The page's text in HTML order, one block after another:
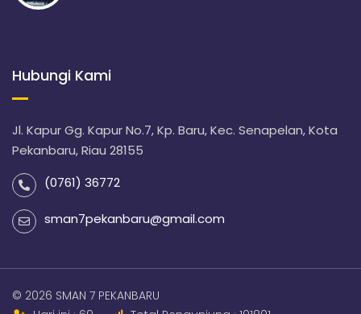
Hubungi Kami
Jl. Kapur Gg. Kapur No.7, Kp. Baru, Kec. Senapelan, Kota
Pekanbaru, Riau 28155
(0761) 36772
sman7pekanbaru@gmail.com
© 2026 SMAN 7 PEKANBARU